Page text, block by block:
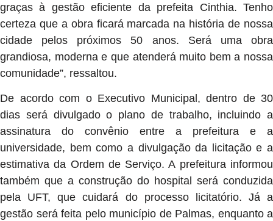
graças à gestão eficiente da prefeita Cinthia. Tenho
certeza que a obra ficará marcada na história de nossa
cidade pelos próximos 50 anos. Será uma obra
grandiosa, moderna e que atenderá muito bem a nossa
comunidade”, ressaltou.
De acordo com o Executivo Municipal, dentro de 30
dias será divulgado o plano de trabalho, incluindo a
assinatura do convênio entre a prefeitura e a
universidade, bem como a divulgação da licitação e a
estimativa da Ordem de Serviço. A prefeitura informou
também que a construção do hospital será conduzida
pela UFT, que cuidará do processo licitatório. Já a
gestão será feita pelo município de Palmas, enquanto a